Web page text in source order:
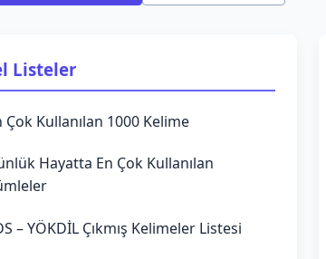
Listeler
Çok Kullanılan 1000 Kelime
Hayatta En Çok Kullanılan
– YÖKDİL Çıkmış Kelimeler Listesi